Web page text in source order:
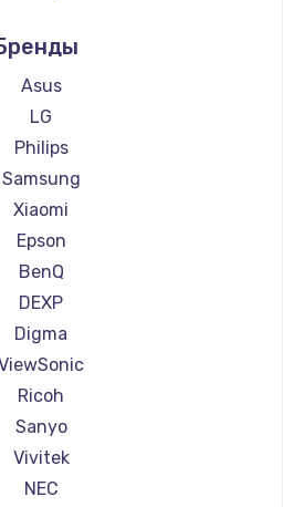
Barco
Xgimi
Canon
проекторов JVC
Casio
Hiper
HITACHI
Panasonic
Hisense
Asus
LG
Philips
Samsung
Xiaomi
Epson
BenQ
DEXP
Digma
Ricoh
Sanyo
Vivitek
NEC